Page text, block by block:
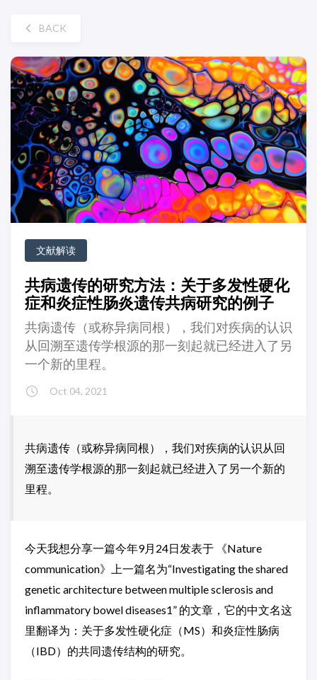
BACK
文献解读
共病遗传的研究方法：关于多发性硬化
症和炎症性肠炎遗传共病研究的例子
共病遗传（或称异病同根），我们对疾病的认识
从回溯至遗传学根源的那一刻起就已经进入了另
一个新的里程。
Oct 04, 2021
共病遗传（或称异病同根），我们对疾病的认识从回
溯至遗传学根源的那一刻起就已经进入了另一个新的
里程。
今天我想分享一篇今年9月24日发表于 《Nature
communication》上一篇名为“Investigating the shared
genetic architecture between multiple sclerosis and
inflammatory bowel diseases1” 的文章，它的中文名这
里翻译为：关于多发性硬化症（MS）和炎症性肠病
（IBD）的共同遗传结构的研究。